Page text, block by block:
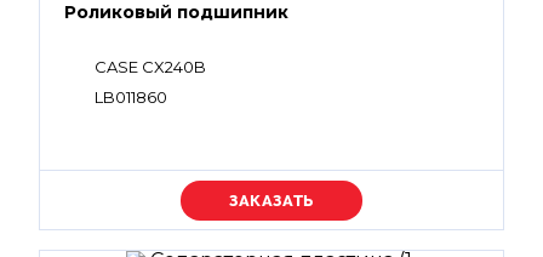
Роликовый подшипник
CASE CX240B
LB011860
Уточняйте цену